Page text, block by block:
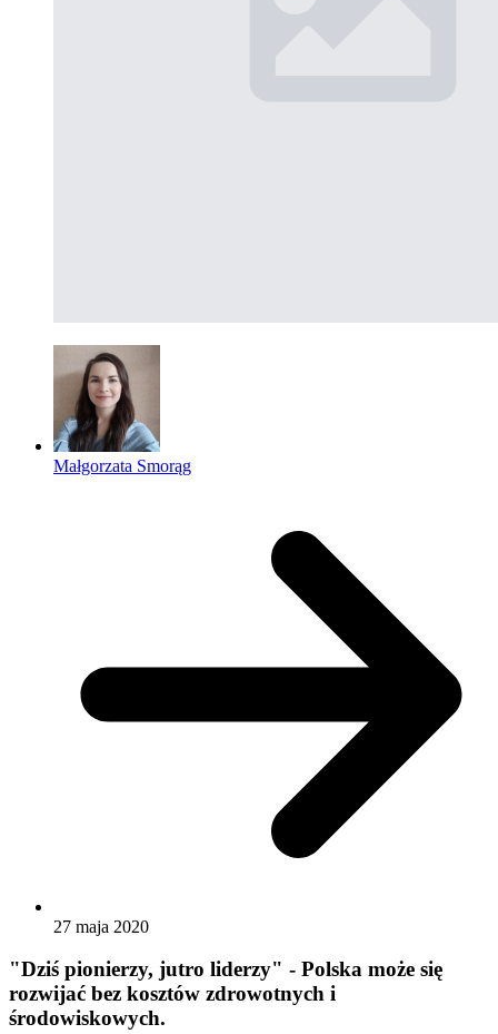
Małgorzata Smorąg
27 maja 2020
"Dziś pionierzy, jutro liderzy" - Polska może się
rozwijać bez kosztów zdrowotnych i
środowiskowych.